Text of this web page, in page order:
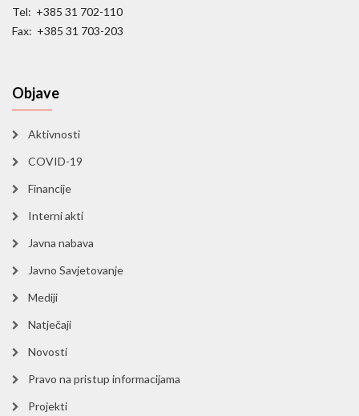
Tel: +385 31 702-110
Fax: +385 31 703-203
Objave
Aktivnosti
COVID-19
Financije
Interni akti
Javna nabava
Javno Savjetovanje
Mediji
Natječaji
Novosti
Pravo na pristup informacijama
Projekti